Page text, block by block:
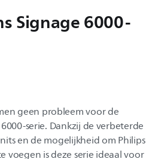
Signage 6000-
geen probleem voor de
serie. Dankzij de verbeterde
en de mogelijkheid om Philips
voegen is deze serie ideaal voor